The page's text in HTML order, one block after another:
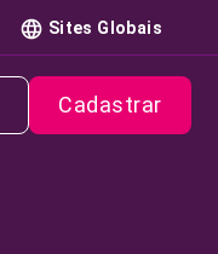
Sites Globais
Cadastrar